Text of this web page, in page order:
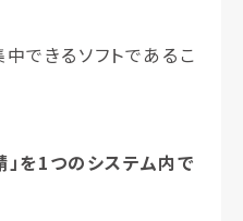
できるソフトであるこ
」を1つのシステム内で